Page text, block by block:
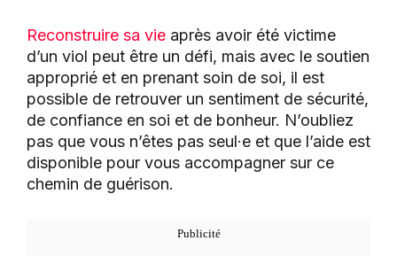
Reconstruire sa vie après avoir été victime
d’un viol peut être un défi, mais avec le soutien
approprié et en prenant soin de soi, il est
possible de retrouver un sentiment de sécurité,
de confiance en soi et de bonheur. N’oubliez
pas que vous n’êtes pas seul·e et que l’aide est
disponible pour vous accompagner sur ce
chemin de guérison.